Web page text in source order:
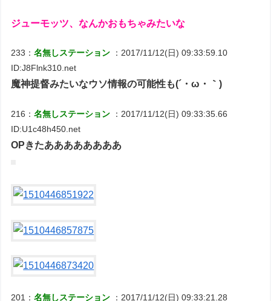
ジューモッツ、なんかおもちゃみたいな
233：名無しステーション
：2017/11/12(日) 09:33:59.10
ID:J8Flnk310.net
魔神提督みたいなウソ情報の可能性も(´・ω・｀)
216：名無しステーション
：2017/11/12(日) 09:33:35.66
ID:U1c48h450.net
OPきたああああああああ
201：名無しステーション ：2017/11/12(日) 09:33:21.28